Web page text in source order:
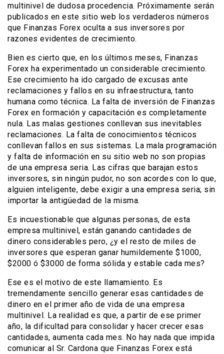
multinivel de dudosa procedencia. Próximamente serán
publicados en este sitio web los verdaderos números
que Finanzas Forex oculta a sus inversores por
razones evidentes de crecimiento.
Bien es cierto que, en los últimos meses, Finanzas
Forex ha experimentado un considerable crecimiento.
Ese crecimiento ha ido cargado de excusas ante
reclamaciones y fallos en su infraestructura, tanto
humana como técnica. La falta de inversión de Finanzas
Forex en formación y capacitación es completamente
nula. Las malas gestiones conllevan sus inevitables
reclamaciones. La falta de conocimientos técnicos
conllevan fallos en sus sistemas. La mala programación
y falta de información en su sitio web no son propias
de una empresa seria. Las cifras que barajan estos
inversores, sin ningún pudor, no son acordes con lo que,
alguien inteligente, debe exigir a una empresa seria; sin
importar la antigüedad de la misma.
Es incuestionable que algunas personas, de esta
empresa multinivel, están ganando cantidades de
dinero considerables pero, ¿y el resto de miles de
inversores que esperan ganar humildemente $1000,
$2000 ó $3000 de forma sólida y estable cada mes?
Ese es el motivo de este llamamiento. Es
tremendamente sencillo generar esas cantidades de
dinero en el primer año de vida de una empresa
multinivel. La realidad es que, a partir de ese primer
año, la dificultad para consolidar y hacer crecer esas
cantidades, aumenta cada mes. No hay nada que impida
comunicar al Sr. Cardona que Finanzas Forex está